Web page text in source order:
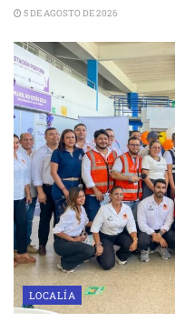
5 DE AGOSTO DE 2026
LOCALÍA